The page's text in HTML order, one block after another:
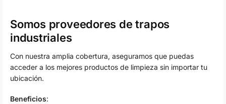
Somos proveedores de trapos
industriales
Con nuestra amplia cobertura, aseguramos que puedas
acceder a los mejores productos de limpieza sin importar tu
ubicación.
Beneficios: